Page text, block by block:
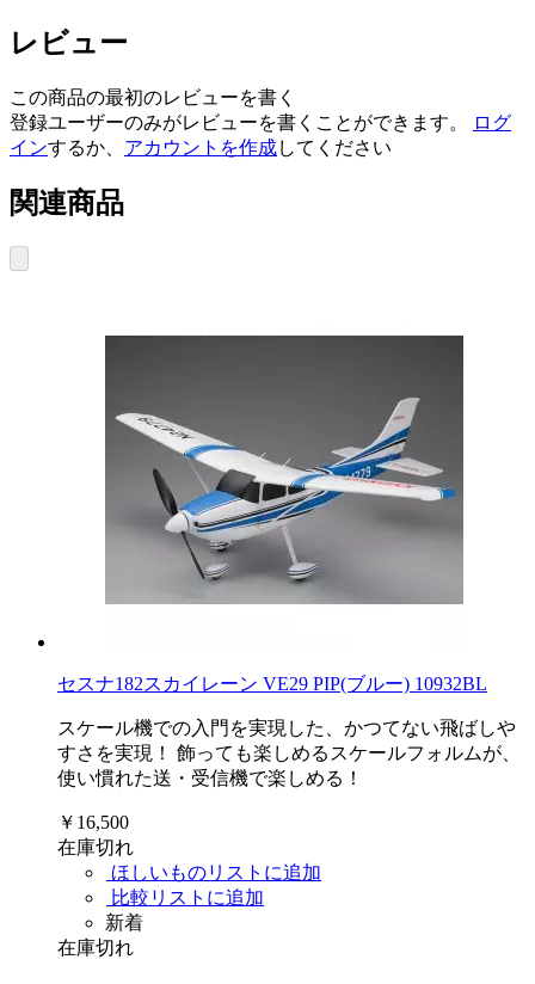
レビュー
この商品の最初のレビューを書く
登録ユーザーのみがレビューを書くことができます。
ログ
インするか、 アカウントを作成してください
関連商品
セスナ182スカイレーン VE29 PIP(ブルー) 10932BL
スケール機での入門を実現した、かつてない飛ばしや
すさを実現！ 飾っても楽しめるスケールフォルムが、
使い慣れた送・受信機で楽しめる！
￥16,500
在庫切れ
ほしいものリストに追加
比較リストに追加
新着
在庫切れ